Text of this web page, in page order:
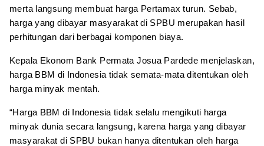
merta langsung membuat harga Pertamax turun. Sebab,
harga yang dibayar masyarakat di SPBU merupakan hasil
perhitungan dari berbagai komponen biaya.
Kepala Ekonom Bank Permata Josua Pardede menjelaskan,
harga BBM di Indonesia tidak semata-mata ditentukan oleh
harga minyak mentah.
“Harga BBM di Indonesia tidak selalu mengikuti harga
minyak dunia secara langsung, karena harga yang dibayar
masyarakat di SPBU bukan hanya ditentukan oleh harga